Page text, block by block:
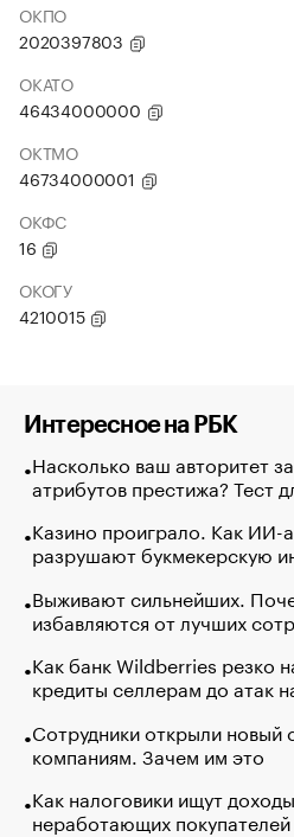
ОКПО
2020397803
ОКАТО
46434000000
ОКТМО
46734000001
ОКФС
16
ОКОГУ
4210015
Интересное на РБК
Насколько ваш авторитет
атрибутов престижа? Тест
Казино проиграло. Как ИИ-
разрушают букмекерскую
Выживают сильнейших.
избавляются от лучших
Как банк Wildberries резко
кредиты селлерам до атак
Сотрудники открыли новый
компаниям. Зачем им это
Как налоговики ищут доходы
неработающих покупателей